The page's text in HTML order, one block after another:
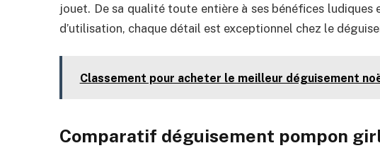
jouet. De sa qualité toute entière à ses bénéfices
d’utilisation, chaque détail est exceptionnel chez le
Classement pour acheter le meilleur déguisement
Comparatif déguisement pompon